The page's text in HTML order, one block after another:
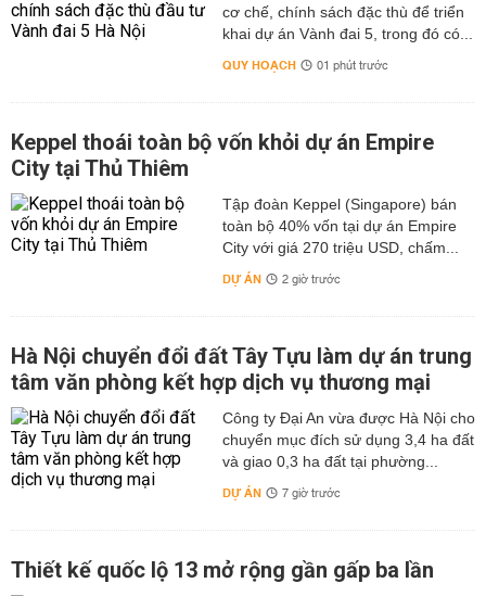
cơ chế, chính sách đặc thù để triển
khai dự án Vành đai 5, trong đó có...
QUY HOẠCH 01 phút trước
Keppel thoái toàn bộ vốn khỏi dự án Empire
City tại Thủ Thiêm
Tập đoàn Keppel (Singapore) bán
toàn bộ 40% vốn tại dự án Empire
City với giá 270 triệu USD, chấm...
DỰ ÁN 2 giờ trước
Hà Nội chuyển đổi đất Tây Tựu làm dự án trung
tâm văn phòng kết hợp dịch vụ thương mại
Công ty Đại An vừa được Hà Nội cho
chuyển mục đích sử dụng 3,4 ha đất
và giao 0,3 ha đất tại phường...
DỰ ÁN 7 giờ trước
Thiết kế quốc lộ 13 mở rộng gần gấp ba lần